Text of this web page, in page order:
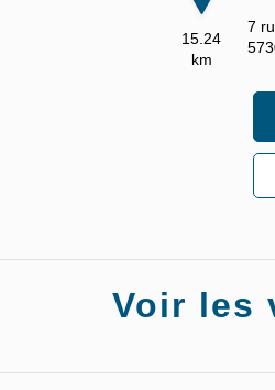
15.24
km
7
Voir les